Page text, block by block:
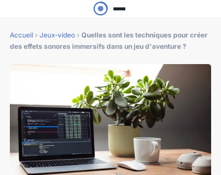
Accueil › Jeux-video › Quelles sont les techniques pour créer
des effets sonores immersifs dans un jeu d'aventure ?